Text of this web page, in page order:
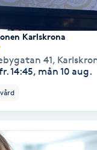
Karlskrona
41,
14:45, mån 10 aug.